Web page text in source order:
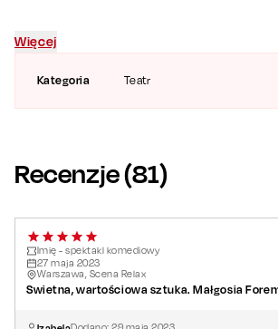
Kategoria Teatr
Więcej
Recenzje (81)
Imię - spektakl komediowy
27 maja 2023
Warszawa, Scena Relax
Swietna, wartościowa sztuka. Małgosia